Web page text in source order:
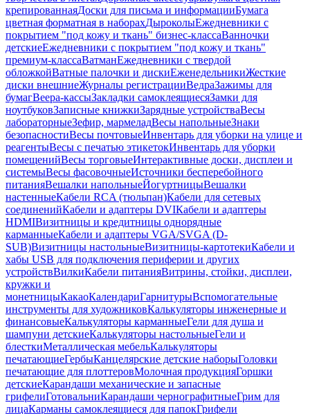
крепированнаяДоски для письма и информацииБумага
цветная форматная в наборахДыроколыЕжедневники с
покрытием "под кожу и ткань" бизнес-классаВанночки
детскиеЕжедневники с покрытием "под кожу и ткань"
премиум-классаВатманЕжедневники с твердой
обложкойВатные палочки и дискиЕженедельникиЖесткие
диски внешниеЖурналы регистрацииВедраЗажимы для
бумагВеера-кассыЗакладки самоклеящиесяЗамки для
ноутбуковЗаписные книжкиЗарядные устройстваВесы
лабораторныеЗефир, мармеладВесы напольныеЗнаки
безопасностиВесы почтовыеИнвентарь для уборки на улице и
реагентыВесы с печатью этикетокИнвентарь для уборки
помещенийВесы торговыеИнтерактивные доски, дисплеи и
системыВесы фасовочныеИсточники бесперебойного
питанияВешалки напольныеЙогуртницыВешалки
настенныеКабели RCA (тюльпан)Кабели для сетевых
соединенийКабели и адаптеры DVIКабели и адаптеры
HDMIВизитницы и кредитницы однорядные
карманныеКабели и адаптеры VGA/SVGA (D-
SUB)Визитницы настольныеВизитницы-картотекиКабели и
хабы USB для подключения периферии и других
устройствВилкиКабели питанияВитрины, стойки, дисплеи,
кружки и
монетницыКакаоКалендариГарнитурыВспомогательные
инструменты для художниковКалькуляторы инженерные и
финансовыеКалькуляторы карманныеГели для душа и
шампуни детскиеКалькуляторы настольныеГели и
блесткиМеталлическая мебельКалькуляторы
печатающиеГербыКанцелярские детские наборыГоловки
печатающие для плоттеровМолочная продукцияГоршки
детскиеКарандаши механические и запасные
грифелиГотовальниКарандаши чернографитныеГрим для
лицаКарманы самоклеящиеся для папокГрифели